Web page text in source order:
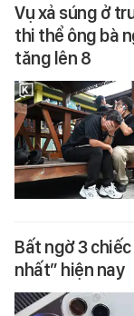
Vụ xả súng ở
thi thể ông bà
tăng lên 8
Bất ngờ 3
nhất” hiện nay